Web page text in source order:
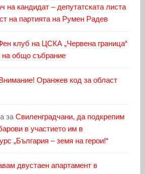
на кандидат – депутатската листа
на партията на Румен Радев
клуб на ЦСКА „Червена граница“
на общо събрание
Внимание! Оранжев код за област
заСвиленградчани, да подкрепим
в участието им в
„България – земя на герои!“
двустаен апартамент в